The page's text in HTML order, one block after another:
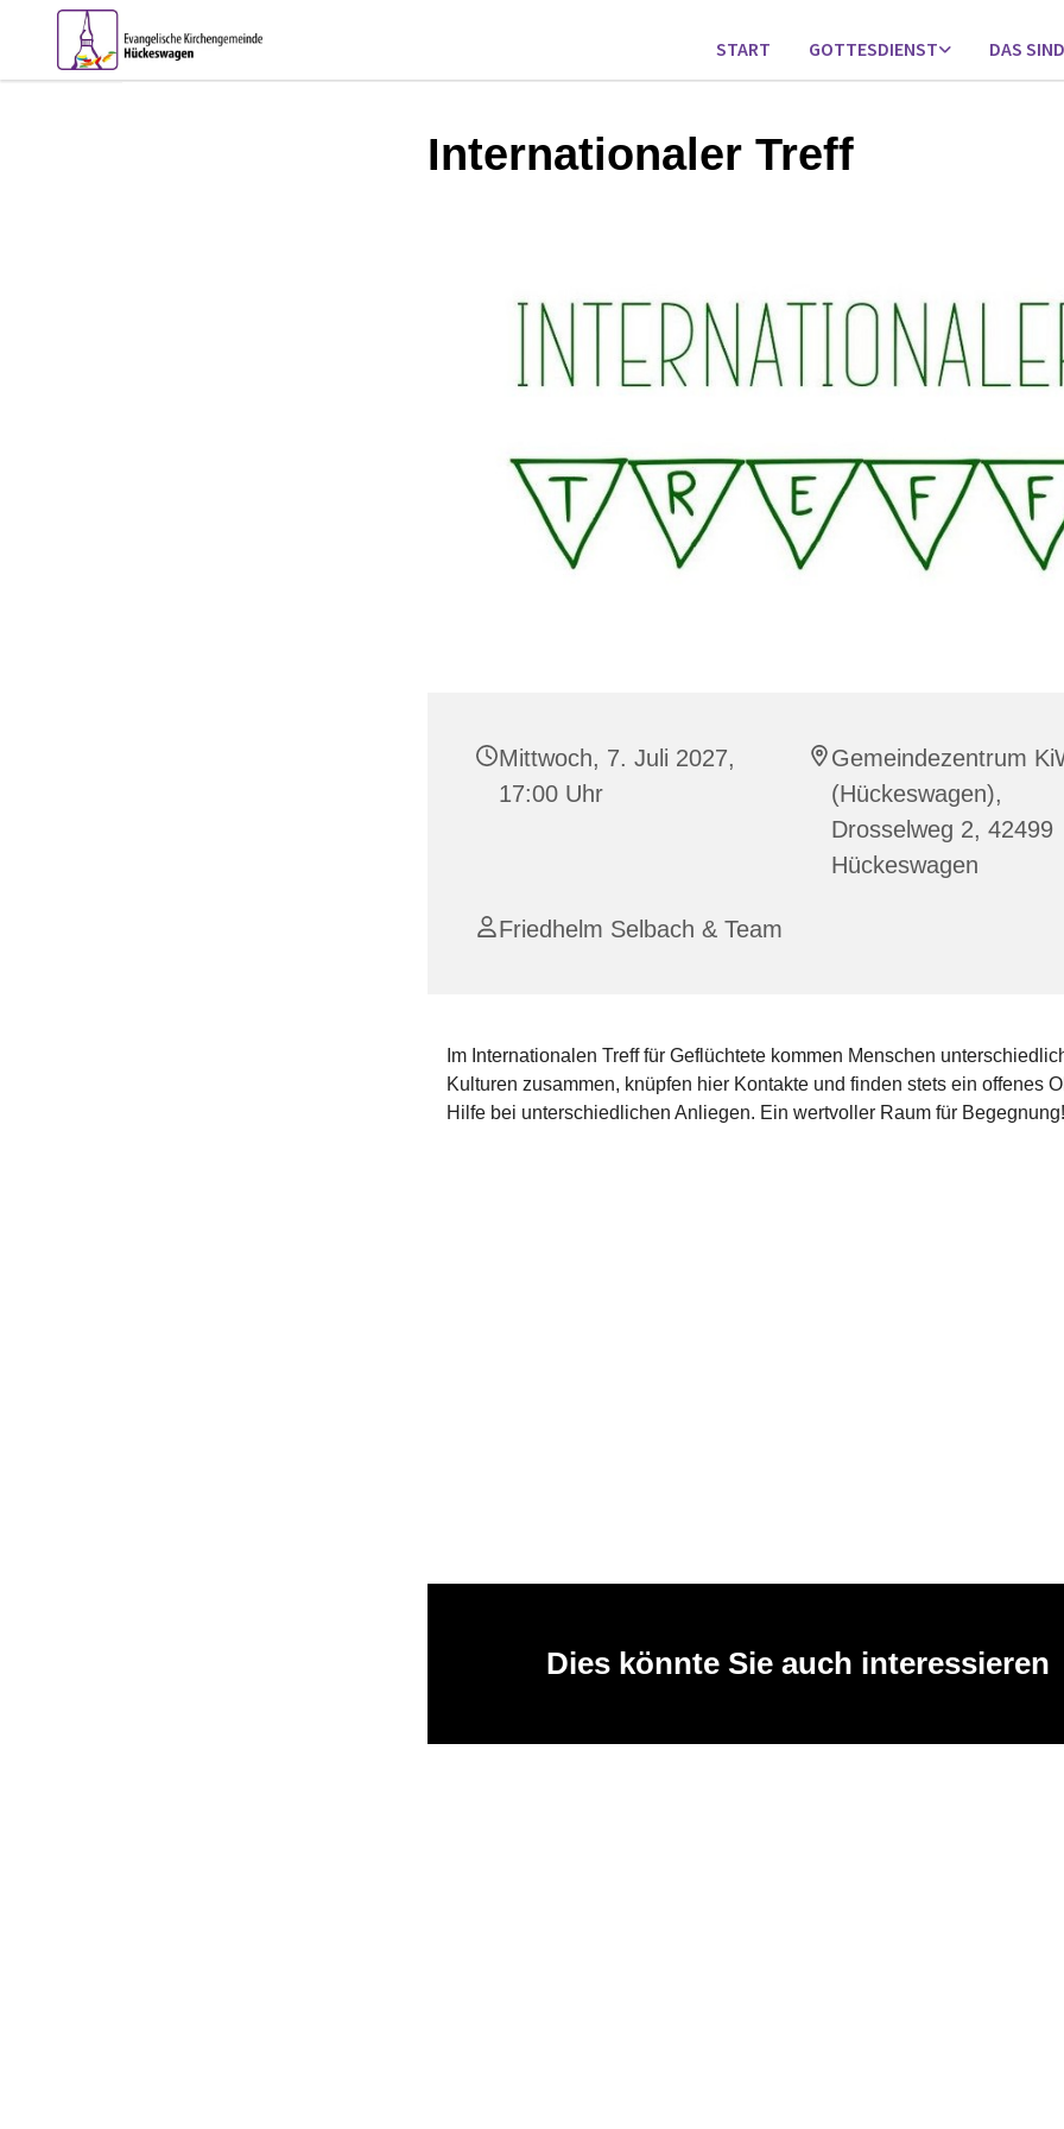
START GOTTESDIENST DAS
Internationaler Treff
Mittwoch, 7. Juli 2027,
17:00 Uhr
Gemeindezentrum
(Hückeswagen),
Drosselweg 2, 42499
Hückeswagen
Friedhelm Selbach & Team
Im Internationalen Treff für Geflüchtete kommen Menschen
Kulturen zusammen, knüpfen hier Kontakte und finden stets ein offenes
Hilfe bei unterschiedlichen Anliegen. Ein wertvoller Raum für Begegnung!
Dies könnte Sie auch interessieren